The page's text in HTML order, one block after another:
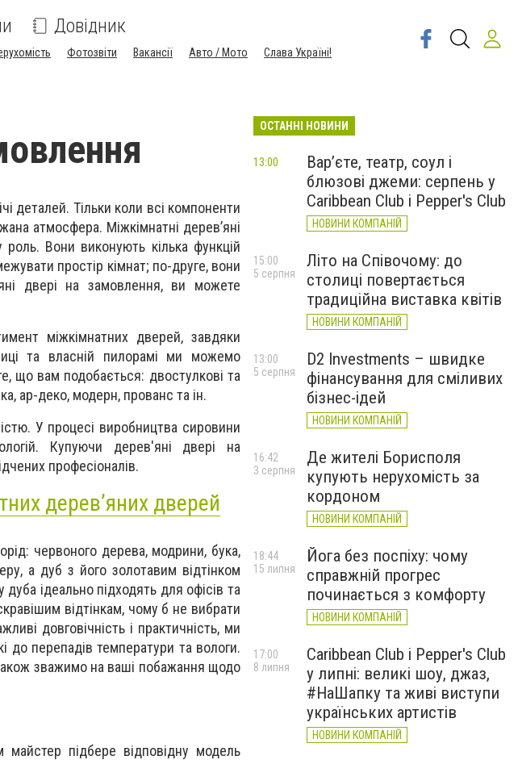
Довідник
Фотозвіти Вакансії Авто / Мото Слава Україні!
деталей. Тільки коли всі компоненти
атмосфера. Міжкімнатні дерев’яні
Вони виконують кілька функцій
простір кімнат; по-друге, вони
двері на замовлення, ви можете
міжкімнатних дверей, завдяки
та власній пилорамі ми можемо
що вам подобається: двостулкові та
ар-деко, модерн, прованс та ін.
У процесі виробництва сировини
Купуючи дерев'яні двері на
професіоналів.
дерев’яних дверей
червоного дерева, модрини, бука,
а дуб з його золотавим відтінком
ідеально підходять для офісів та
відтінкам, чому б не вибрати
довговічність і практичність, ми
до перепадів температури та вологи.
зважимо на ваші побажання щодо
майстер підбере відповідну модель
ОСТАННІ НОВИНИ
Вар’єте, театр, соул і
блюзові джеми: серпень у
Caribbean Club і Pepper's Club
НОВИНИ КОМПАНІЙ
13:00
Літо на Співочому: до
столиці повертається
традиційна виставка квітів
НОВИНИ КОМПАНІЙ
15:00
5 серпня
D2 Investments – швидке
фінансування для сміливих
бізнес-ідей
НОВИНИ КОМПАНІЙ
13:00
5 серпня
Де жителі Борисполя
купують нерухомість за
кордоном
НОВИНИ КОМПАНІЙ
16:42
3 серпня
Йога без поспіху: чому
справжній прогрес
починається з комфорту
НОВИНИ КОМПАНІЙ
18:44
15 липня
Caribbean Club і Pepper's Club
у липні: великі шоу, джаз,
#НаШапку та живі виступи
українських артистів
НОВИНИ КОМПАНІЙ
17:00
8 липня